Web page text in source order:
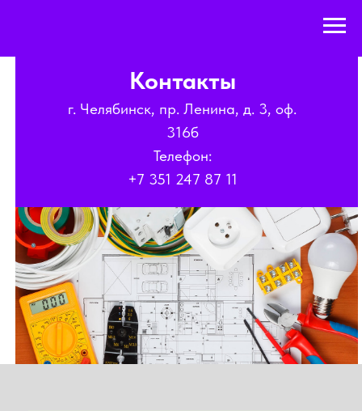
Контакты
г. Челябинск, пр. Ленина, д. 3, оф.
316б
Телефон:
+7 351 247 87 11